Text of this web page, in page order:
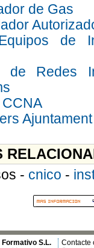
de Gas
de
de Redes
- cnico -
S.L. Contacte